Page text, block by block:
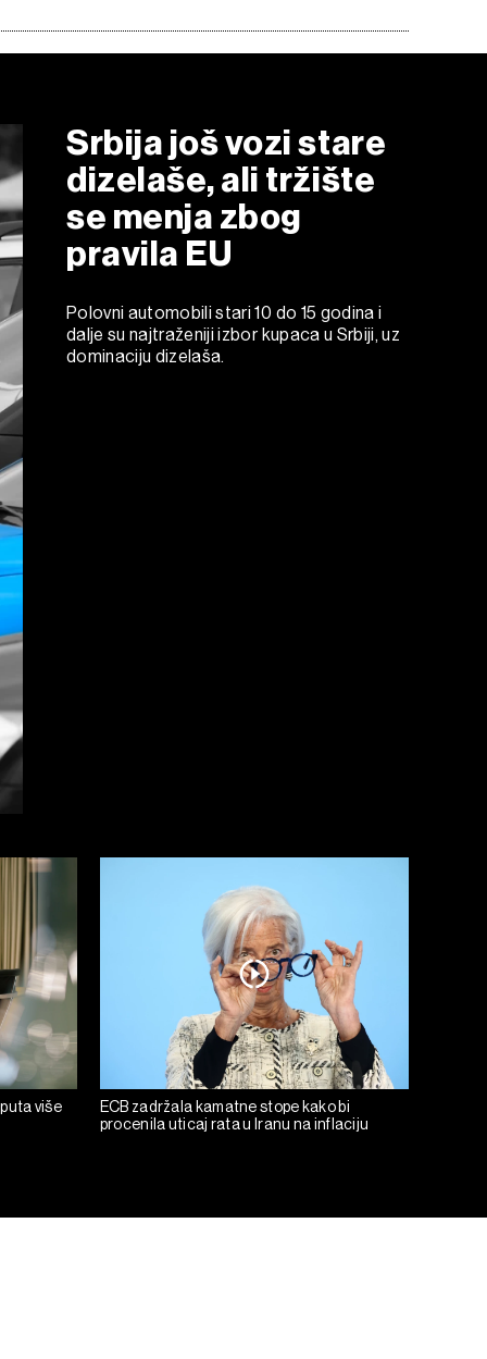
Srbija još vozi stare
dizelaše, ali tržište
se menja zbog
pravila EU
Polovni automobili stari 10 do 15 godina i
dalje su najtraženiji izbor kupaca u Srbiji, uz
dominaciju dizelaša.
više
ECB zadržala kamatne stope kako bi
procenila uticaj rata u Iranu na inflaciju